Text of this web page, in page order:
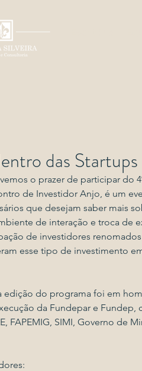
das Startups
o prazer de participar do
de Investidor Anjo, é um
que desejam saber mais
de interação e troca de
de investidores
esse tipo de investimento
edição do programa foi em
da Fundepar e Fundep,
FAPEMIG, SIMI, Governo de